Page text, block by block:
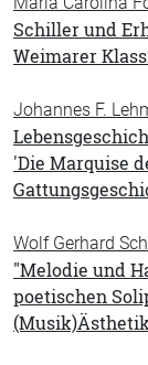
Schiller und
Weimarer
Johannes F.
'Die Marquise
Wolf Gerhard
"Melodie und
poetischen